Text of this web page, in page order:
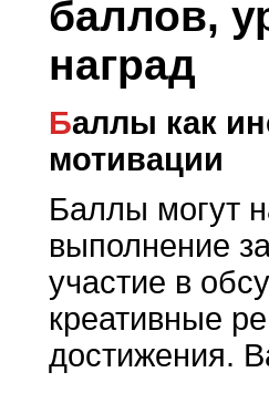
баллов,
наград
Баллы как инструмент
мотивации
Баллы могут
выполнение
участие в
креативные
достижения.